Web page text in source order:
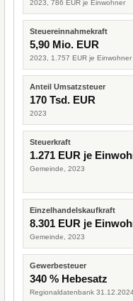
2023, 786 EUR je Einwohner
Steuereinnahmekraft
5,90 Mio. EUR
2023, 1.757 EUR je Einwohner
Anteil Umsatzsteuer
170 Tsd. EUR
2023
Steuerkraft
1.271 EUR je
Gemeinde, 2023
Einzelhandelskaufkraft
8.301 EUR je
Gemeinde, 2023
Gewerbesteuer
340 % Hebesatz
Regionaldatenbank